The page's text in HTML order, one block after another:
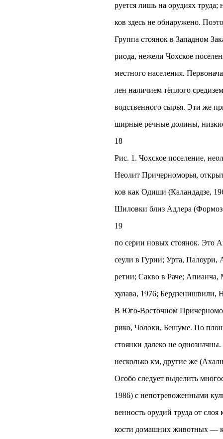
руется лишь на орудиях
ков здесь не обнаружено.
Группа стоянок в Западном
риода, нежели Чохское
местного населения.
лен наличием тёплого
водственного сырья. Эти же
ширные речные долины,
18
Рис. 1. Чохское поселение,
Неолит Причерноморья,
ков как Одиши (Каландадзе,
Шиловки близ Адлера
19
по серии новых стоянок. Это
сеули в Гурии; Урта,
ретии; Сакво в Раче; Апианча,
хулава, 1976; Бердзенишвили,
В Юго-Восточном
рико, Чолоки, Бешуме. По
стоянки далеко не
несколько км, другие же
Особо следует выделить
1986) с непотревоженными
венность орудий труда от
кости домашних животных —